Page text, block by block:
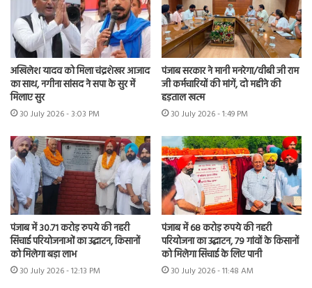
अखिलेश यादव को मिला चंद्रशेखर आजाद
का साथ, नगीना सांसद ने सपा के सुर में
मिलाए सुर
30 July 2026 - 3:03 PM
पंजाब सरकार ने मानी मनरेगा/वीबी जी राम
जी कर्मचारियों की मांगें, दो महीने की
हड़ताल खत्म
30 July 2026 - 1:49 PM
पंजाब में 30.71 करोड़ रुपये की नहरी
सिंचाई परियोजनाओं का उद्घाटन, किसानों
को मिलेगा बड़ा लाभ
30 July 2026 - 12:13 PM
पंजाब में 68 करोड़ रुपये की नहरी
परियोजना का उद्घाटन, 79 गांवों के किसानों
को मिलेगा सिंचाई के लिए पानी
30 July 2026 - 11:48 AM